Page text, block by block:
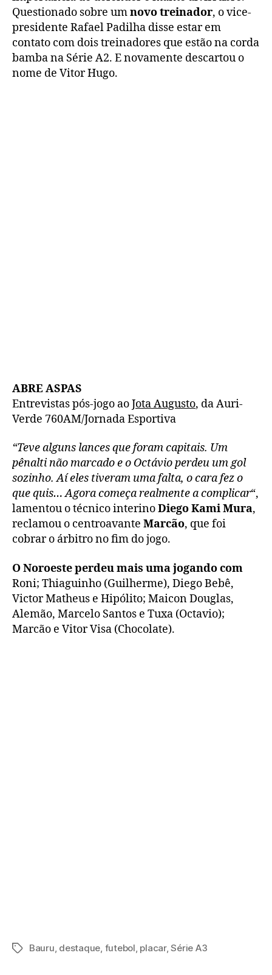
Questionado sobre umnovo treinador, o vice-
presidente Rafael Padilha disse estar em
contato com dois treinadores que estão na corda
bamba na Série A2. E novamente descartou o
nome de Vitor Hugo.
ABRE ASPAS
Entrevistas pós-jogo aoJota Augusto, da Auri-
Verde 760AM/Jornada Esportiva
“Teve alguns lances que foram capitais. Um
pênalti não marcado e o Octávio perdeu um gol
sozinho. Aí eles tiveram uma falta, o cara fez o
que quis… Agora começa realmente a complicar“,
lamentou o técnico interinoDiego Kami Mura,
reclamou o centroavante Marcão, que foi
cobrar o árbitro no fim do jogo.
O Noroeste perdeu mais uma jogando com
Roni; Thiaguinho (Guilherme), Diego Bebê,
Victor Matheus e Hipólito; Maicon Douglas,
Alemão, Marcelo Santos e Tuxa (Octavio);
Marcão e Vitor Visa (Chocolate).
TagsBauru, destaque, futebol, placar,Série A3